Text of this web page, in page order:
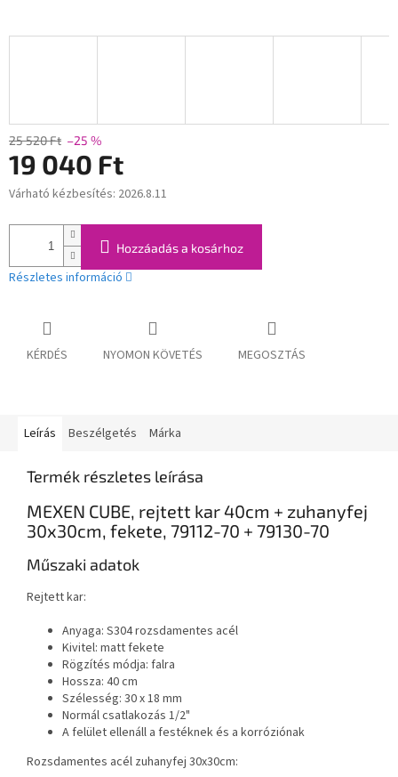
25 520 Ft –25 %
19 040 Ft
Egységár:
Várható kézbesítés: 2026.8.11
Hozzáadás a kosárhoz
Részletes információ
KÉRDÉS NYOMON KÖVETÉS MEGOSZTÁS
Leírás Beszélgetés Márka
Termék részletes leírása
MEXEN CUBE, rejtett kar 40cm + zuhanyfej
30x30cm, fekete, 79112-70 + 79130-70
Műszaki adatok
Rejtett kar:
Anyaga: S304 rozsdamentes acél
Kivitel: matt fekete
Rögzítés módja: falra
Hossza: 40 cm
Szélesség: 30 x 18 mm
Normál csatlakozás 1/2"
A felület ellenáll a festéknek és a korróziónak
Rozsdamentes acél zuhanyfej 30x30cm: